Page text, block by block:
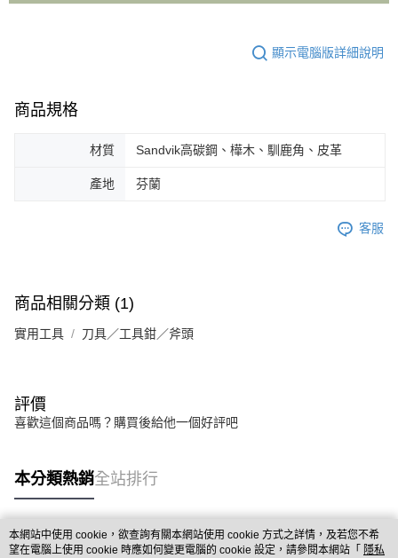
顯示電腦版詳細說明
商品規格
材質 Sandvik高碳鋼、樺木、馴鹿角、皮革
產地 芬蘭
客服
商品相關分類 (1)
實用工具 刀具／工具鉗／斧頭
評價
喜歡這個商品嗎？購買後給他一個好評吧
本分類熱銷全站排行
熱門標籤
本網站中使用 cookie，欲查詢有關本網站使用 cookie 方式之詳情，及若您不希
望在電腦上使用 cookie 時應如何變更電腦的 cookie 設定，請參閱本網站「 隱私